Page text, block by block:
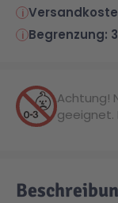
Speed
Star Wars™
Technic
Wiltopia
Aktion
Spiel-Ei
Begrenzung:
Achtung!
geeignet.